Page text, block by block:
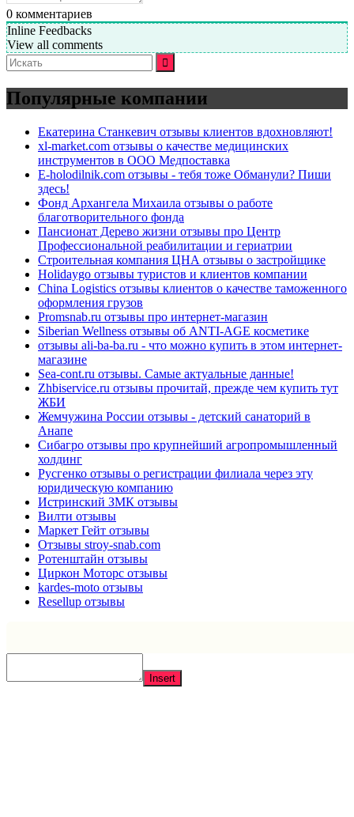
0 комментариев
Inline Feedbacks
View all comments
Искать:
Популярные компании
Екатерина Станкевич отзывы клиентов вдохновляют!
xl-market.com отзывы о качестве медицинских
инструментов в ООО Медпоставка
E-holodilnik.com отзывы - тебя тоже Обманули? Пиши
здесь!
Фонд Архангела Михаила отзывы о работе
благотворительного фонда
Пансионат Дерево жизни отзывы про Центр
Профессиональной реабилитации и гериатрии
Строительная компания ЦНА отзывы о застройщике
Holidaygo отзывы туристов и клиентов компании
China Logistics отзывы клиентов о качестве таможенного
оформления грузов
Promsnab.ru отзывы про интернет-магазин
Siberian Wellness отзывы об ANTI-AGE косметике
отзывы ali-ba-ba.ru - что можно купить в этом интернет-
магазине
Sea-cont.ru отзывы. Самые актуальные данные!
Zhbiservice.ru отзывы прочитай, прежде чем купить тут
ЖБИ
Жемчужина России отзывы - детский санаторий в
Анапе
Сибагро отзывы про крупнейший агропромышленный
холдинг
Русгенко отзывы о регистрации филиала через эту
юридическую компанию
Истринский ЗМК отзывы
Вилти отзывы
Маркет Гейт отзывы
Отзывы stroy-snab.com
Ротенштайн отзывы
Циркон Моторс отзывы
kardes-moto отзывы
Resellup отзывы
Insert